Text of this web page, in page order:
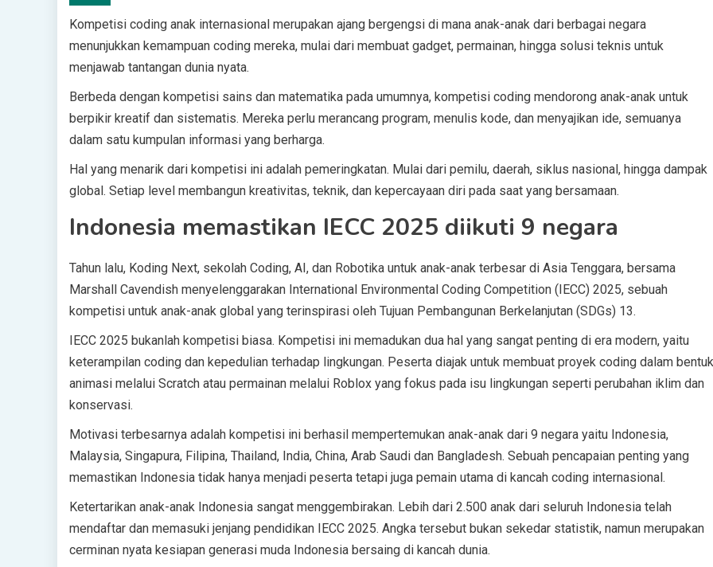
Kompetisi coding anak internasional merupakan ajang bergengsi di mana anak-anak dari berbagai negara
menunjukkan kemampuan coding mereka, mulai dari membuat gadget, permainan, hingga solusi teknis untuk
menjawab tantangan dunia nyata.
Berbeda dengan kompetisi sains dan matematika pada umumnya, kompetisi coding mendorong anak-anak untuk
berpikir kreatif dan sistematis. Mereka perlu merancang program, menulis kode, dan menyajikan ide, semuanya
dalam satu kumpulan informasi yang berharga.
Hal yang menarik dari kompetisi ini adalah pemeringkatan. Mulai dari pemilu, daerah, siklus nasional, hingga dampak
global. Setiap level membangun kreativitas, teknik, dan kepercayaan diri pada saat yang bersamaan.
Indonesia memastikan IECC 2025 diikuti 9 negara
Tahun lalu, Koding Next, sekolah Coding, AI, dan Robotika untuk anak-anak terbesar di Asia Tenggara, bersama
Marshall Cavendish menyelenggarakan International Environmental Coding Competition (IECC) 2025, sebuah
kompetisi untuk anak-anak global yang terinspirasi oleh Tujuan Pembangunan Berkelanjutan (SDGs) 13.
IECC 2025 bukanlah kompetisi biasa. Kompetisi ini memadukan dua hal yang sangat penting di era modern, yaitu
keterampilan coding dan kepedulian terhadap lingkungan. Peserta diajak untuk membuat proyek coding dalam bentuk
animasi melalui Scratch atau permainan melalui Roblox yang fokus pada isu lingkungan seperti perubahan iklim dan
konservasi.
Motivasi terbesarnya adalah kompetisi ini berhasil mempertemukan anak-anak dari 9 negara yaitu Indonesia,
Malaysia, Singapura, Filipina, Thailand, India, China, Arab Saudi dan Bangladesh. Sebuah pencapaian penting yang
memastikan Indonesia tidak hanya menjadi peserta tetapi juga pemain utama di kancah coding internasional.
Ketertarikan anak-anak Indonesia sangat menggembirakan. Lebih dari 2.500 anak dari seluruh Indonesia telah
mendaftar dan memasuki jenjang pendidikan IECC 2025. Angka tersebut bukan sekedar statistik, namun merupakan
cerminan nyata kesiapan generasi muda Indonesia bersaing di kancah dunia.